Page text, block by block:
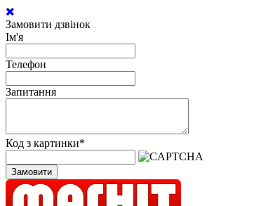
Замовити дзвінок
Ім'я
Телефон
Запитання
Код з картинки*
Замовити